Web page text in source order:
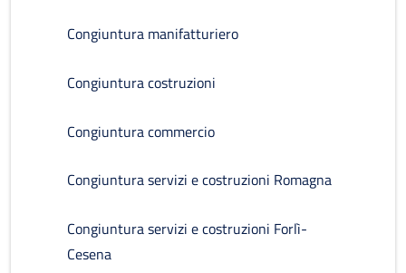
Congiuntura manifatturiero
Congiuntura costruzioni
Congiuntura commercio
Congiuntura servizi e costruzioni Romagna
Congiuntura servizi e costruzioni Forlì-
Cesena